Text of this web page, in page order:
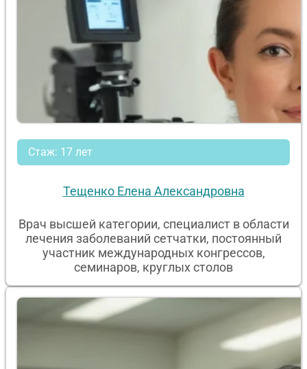
Стаж: 17 лет
Тещенко Елена Александровна
Врач высшей категории, специалист в области
лечения заболеваний сетчатки, постоянный
участник международных конгрессов,
семинаров, круглых столов